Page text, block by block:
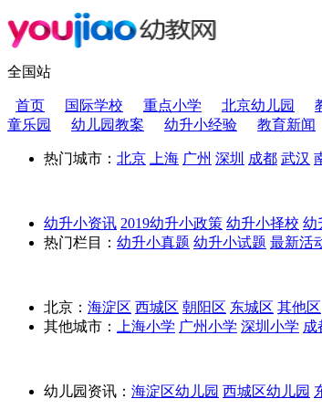
全国站
首页 国际学校 重点小学 北京幼儿园
童乐园
幼儿园教案 幼升小经验 教育新闻
热门城市： 北京 上海 广州 深圳 成都 武汉
幼升小资讯 2019幼升小政策 幼升小择校 幼
热门栏目： 幼升小真题 幼升小试题 最新活
北京： 海淀区 西城区 朝阳区 东城区 其他区
其他城市：
上海小学 广州小学 深圳小学 成
幼儿园资讯： 海淀区幼儿园 西城区幼儿园